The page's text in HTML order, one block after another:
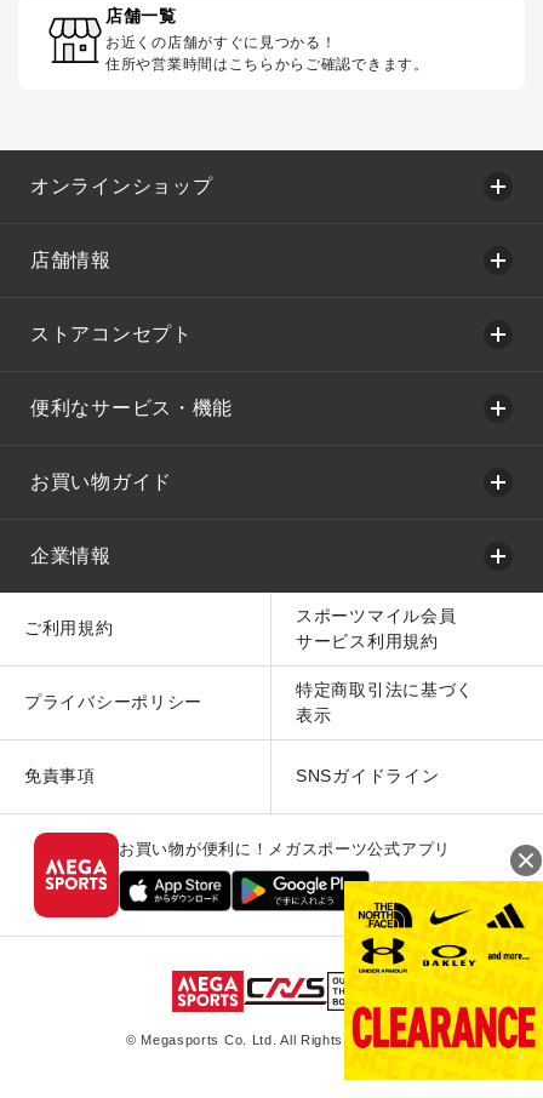
店舗一覧
お近くの店舗がすぐに見つかる！
住所や営業時間はこちらからご確認できます。
オンラインショップ
店舗情報
ストアコンセプト
便利なサービス・機能
お買い物ガイド
企業情報
ご利用規約
スポーツマイル会員
サービス利用規約
プライバシーポリシー
特定商取引法に基づく
表示
免責事項 SNSガイドライン
お買い物が便利に！メガスポーツ公式アプリ
© Megasports Co. Ltd. All Rights Reserved.